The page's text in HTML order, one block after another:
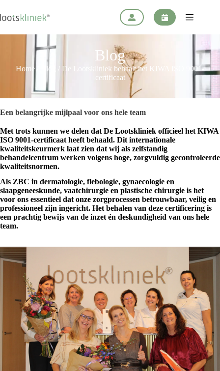
naar
de
Blog
Home/ Blog
De Lootskliniek behaalt het KIWA ISO 9001-
certificaat
Een belangrijke mijlpaal voor ons hele team
Met trots kunnen we delen dat De Lootskliniek officieel het KIWA
ISO 9001-certificaat heeft behaald. Dit internationale
kwaliteitskeurmerk laat zien dat wij als zelfstandig
behandelcentrum werken volgens hoge, zorgvuldig gecontroleerde
kwaliteitsnormen.
Als ZBC in dermatologie, flebologie, gynaecologie en
slaapgeneeskunde, vaatchirurgie en plastische chirurgie is het
voor ons essentieel dat onze zorgprocessen betrouwbaar, veilig en
professioneel zijn ingericht. Het behalen van deze certificering is
een prachtig bewijs van de inzet én deskundigheid van ons hele
team.